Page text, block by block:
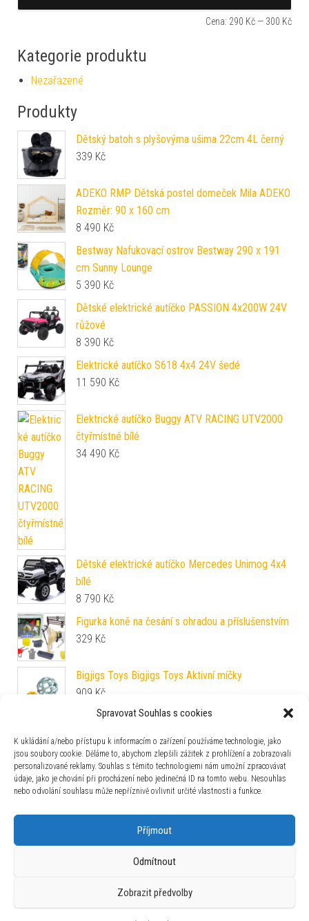
Spravovat Souhlas s cookies
K ukládání a/nebo přístupu k informacím o zařízení používáme technologie, jako
jsou soubory cookie. Děláme to, abychom zlepšili zážitek z prohlížení a zobrazovali
personalizované reklamy. Souhlas s těmito technologiemi nám umožní zpracovávat
údaje, jako je chování při procházení nebo jedinečná ID na tomto webu. Nesouhlas
nebo odvolání souhlasu může nepříznivě ovlivnit určité vlastnosti a funkce.
Příjmout
Odmítnout
Zobrazit předvolby
Cena: 290 Kč — 300 Kč
Kategorie produktu
Nezařazené
Produkty
Dětský batoh s plyšovýma ušima 22cm 4L černý
339 Kč
ADEKO RMP Dětská postel domeček Mila ADEKO
Rozměr: 90 x 160 cm
8 490 Kč
Bestway Nafukovací ostrov Bestway 290 x 191
cm Sunny Lounge
5 390 Kč
Dětské elektrické autíčko PASSION 4x200W 24V
růžové
8 390 Kč
Elektrické autíčko S618 4x4 24V šedé
11 590 Kč
Elektrické autíčko Buggy ATV RACING UTV2000
čtyřmístné bílé
34 490 Kč
Dětské elektrické autíčko Mercedes Unimog 4x4
bílé
8 790 Kč
Figurka koně na česání s ohradou a příslušenstvím
329 Kč
Bigjigs Toys Bigjigs Toys Aktivní míčky
909 Kč
5 390Kč
Používáme WordPress (v češtině).|Šablona: Bulk Shop